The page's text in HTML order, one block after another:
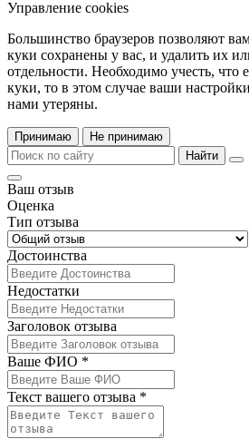
Управление cookies
Большинство браузеров позволяют
куки сохранены у вас, и удалить их
отдельности. Необходимо учесть, что
куки, то в этом случае ваши
нами утеряны.
Принимаю
Не принимаю
Найти
Ваш отзыв
Оценка
Тип отзыва
Достоинства
Недостатки
Заголовок отзыва
Ваше ФИО *
Текст вашего отзыва *